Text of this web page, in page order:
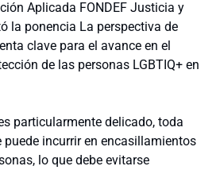
Aplicada FONDEF Justicia y
la ponencia La perspectiva de
clave para el avance en el
de las personas LGBTIQ+ en
particularmente delicado, toda
incurrir en encasillamientos
lo que debe evitarse